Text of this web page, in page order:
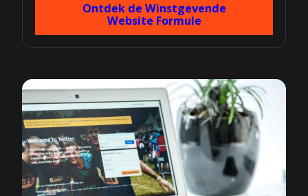
Ontdek de Winstgevende
Website Formule